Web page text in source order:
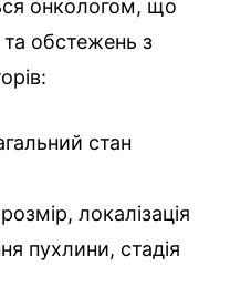
онкологом, що
та обстежень з
стан
локалізація
пухлини, стадія